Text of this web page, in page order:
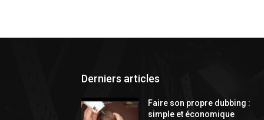
Derniers articles
Faire son propre dubbing :
simple et économique